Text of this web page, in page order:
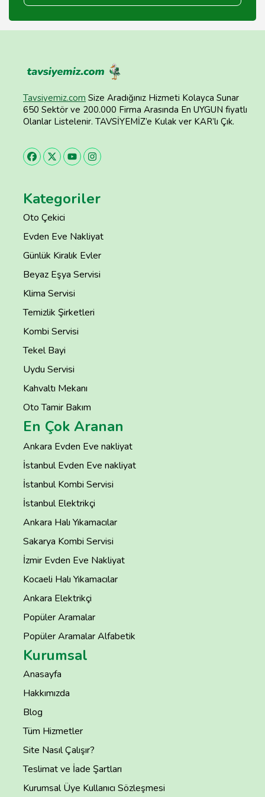
Tavsiyemiz.com Size Aradığınız Hizmeti Kolayca Sunar
650 Sektör ve 200.000 Firma Arasında En UYGUN fiyatlı
Olanlar Listelenir. TAVSİYEMİZ’e Kulak ver KAR’lı Çık.
Kategoriler
Oto Çekici
Evden Eve Nakliyat
Günlük Kiralık Evler
Beyaz Eşya Servisi
Klima Servisi
Temizlik Şirketleri
Kombi Servisi
Tekel Bayi
Uydu Servisi
Kahvaltı Mekanı
Oto Tamir Bakım
En Çok Aranan
Ankara Evden Eve nakliyat
İstanbul Evden Eve nakliyat
İstanbul Kombi Servisi
İstanbul Elektrikçi
Ankara Halı Yıkamacılar
Sakarya Kombi Servisi
İzmir Evden Eve Nakliyat
Kocaeli Halı Yıkamacılar
Ankara Elektrikçi
Popüler Aramalar
Popüler Aramalar Alfabetik
Kurumsal
Anasayfa
Hakkımızda
Blog
Tüm Hizmetler
Site Nasıl Çalışır?
Teslimat ve İade Şartları
Kurumsal Üye Kullanıcı Sözleşmesi